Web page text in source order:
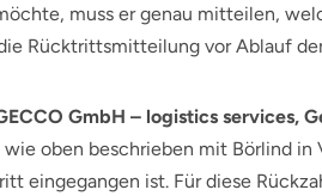
muss er genau mitteilen,
Rücktrittsmitteilung vor Ablauf
GmbH – logistics services,
oben beschrieben mit Börlind in
eingegangen ist. Für diese